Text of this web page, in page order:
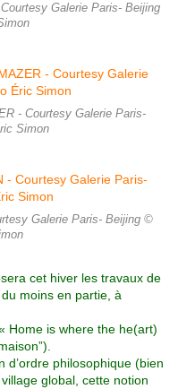
Galerie Paris- Beijing
- Courtesy Galerie Paris-
Simon
Galerie Paris- Beijing ©
cet hiver les travaux de
moins en partie, à
Home is where the he(art)
d’ordre philosophique (bien
global, cette notion